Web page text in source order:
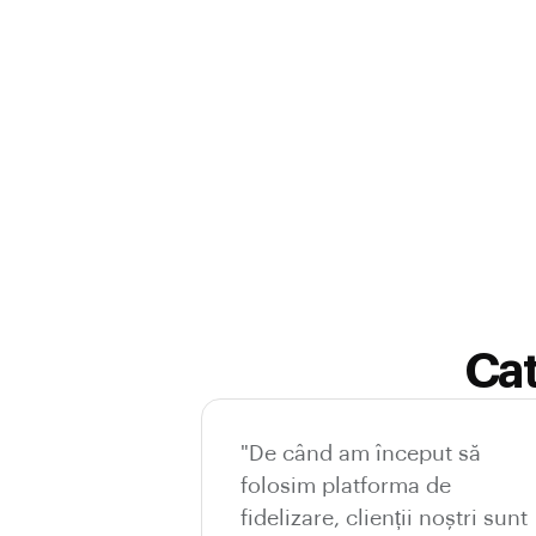
"De când am început să
folosim platforma de
fidelizare, clienții noștri sunt